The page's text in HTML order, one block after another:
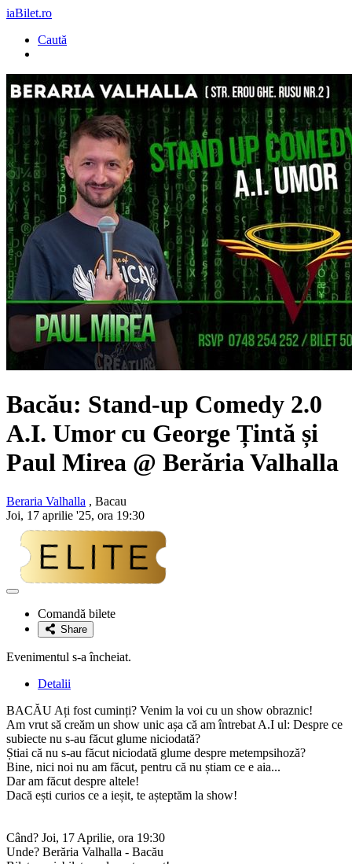
iaBilet.ro
Caută
Bacău: Stand-up Comedy 2.0
A.I. Umor cu George Țintă și
Paul Mirea @ Berăria Valhalla
Beraria Valhalla , Bacau
Joi, 17 aprilie '25, ora 19:30
Adaugă
favoriteComandă bilete
Share
Evenimentul s-a încheiat.
Detalii
BACĂU Ați fost cuminți? Venim la voi cu un show obraznic!
Am vrut să creăm un show unic așa că am întrebat A.I ul: Despre ce
subiecte nu s-au făcut glume niciodată?
Știai că nu s-au făcut niciodată glume despre metempsihoză?
Bine, nici noi nu am făcut, pentru că nu știam ce e aia...
Dar am făcut despre altele!
Dacă ești curios ce a ieșit, te așteptăm la show!
Când? Joi, 17 Aprilie, ora 19:30
Unde? Berăria Valhalla - Bacău